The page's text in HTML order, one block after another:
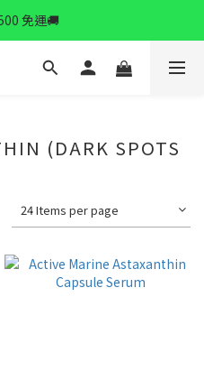
精華限時特惠中
免運🚚
精華限時特惠中
(DARK SPOTS
24 Items per page